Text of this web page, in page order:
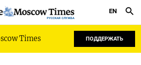
РУССКАЯ СЛУЖБА
EN
Times ПОДДЕРЖАТЬ